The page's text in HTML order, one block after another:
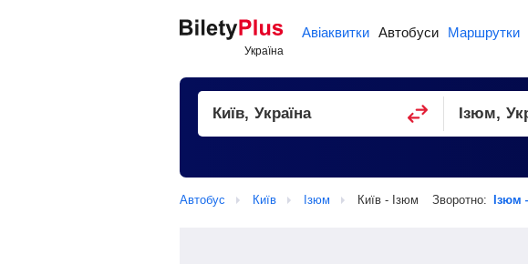
Авіаквитки Автобуси Маршрутки
Автобус Київ Ізюм Київ - Ізюм Зворотно: Ізюм